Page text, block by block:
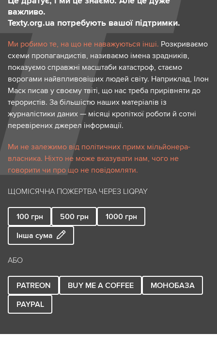
важливо.
Texty.org.ua потребують вашої підтримки.
Ми робимо те, на що не наважуються інші. Розкриваємо
схеми пропагандистів, називаємо імена зрадників,
показуємо справжні масштаби катастроф, стаємо
ворогами найвпливовіших людей світу. Наприклад, Ілон
Маск писав у своєму твіті, що нас треба прирівняти до
терористів. За більшістю наших матеріалів із
журналістики даних — місяці кропіткої роботи й сотні
перевірених джерел інформації.
Ми не залежимо від політичних примх мільйонера-
власника. Ніхто не може вказувати нам, чого не
говорити чи про що не повідомляти.
ЩОМІСЯЧНА ПОЖЕРТВА ЧЕРЕЗ LIQPAY
100 грн 500 грн 1000 грн
Інша сума
АБО
PATREON BUY ME A COFFEE
МОНОБАЗА
PAYPAL